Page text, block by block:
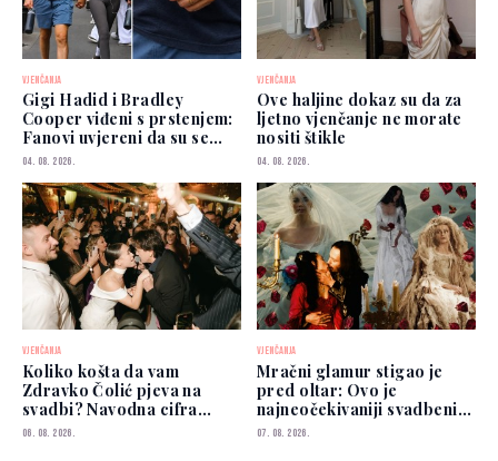
VJENČANJA
Gigi Hadid i Bradley
Cooper viđeni s prstenjem:
Fanovi uvjereni da su se
vjenčali
04. 08. 2026.
VJENČANJA
Ove haljine dokaz su da za
ljetno vjenčanje ne morate
nositi štikle
04. 08. 2026.
VJENČANJA
Koliko košta da vam
Zdravko Čolić pjeva na
svadbi? Navodna cifra
privukla pažnju
06. 08. 2026.
VJENČANJA
Mračni glamur stigao je
pred oltar: Ovo je
najneočekivaniji svadbeni
trend 2026.
07. 08. 2026.